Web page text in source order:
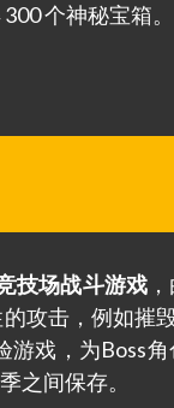
个神秘宝箱。
技场战斗游戏
攻击，例如摧
戏，为Boss角
之间保存。